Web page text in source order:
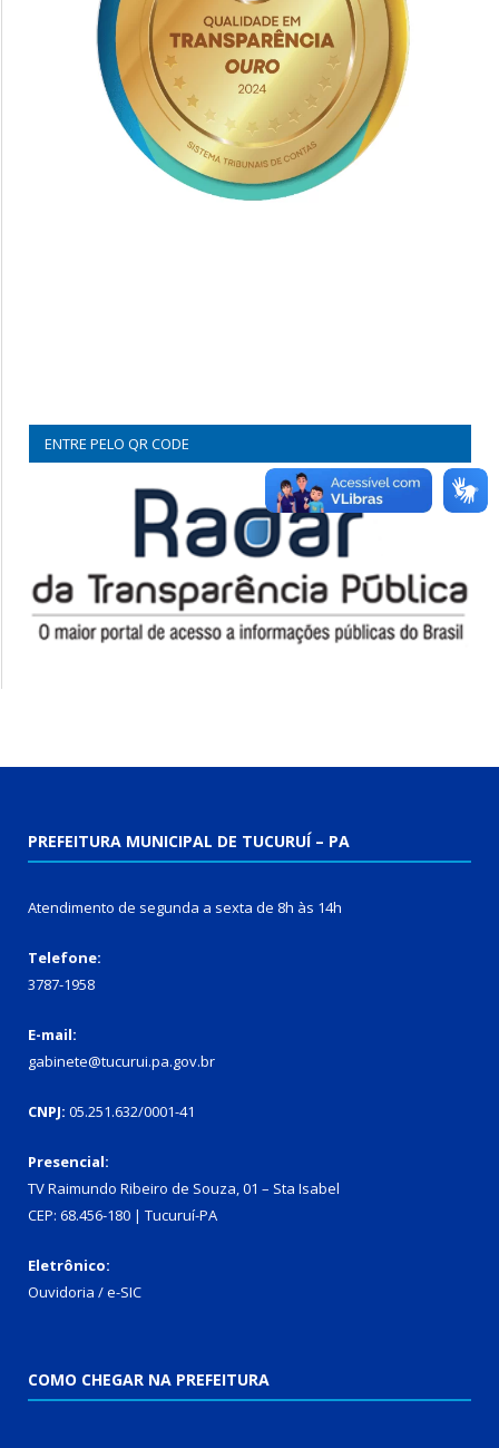
ENTRE PELO QR CODE
PREFEITURA MUNICIPAL DE TUCURUÍ – PA
Atendimento de segunda a sexta de 8h às 14h
Telefone:
3787-1958
E-mail:
gabinete@tucurui.pa.gov.br
CNPJ: 05.251.632/0001-41
Presencial:
TV Raimundo Ribeiro de Souza, 01 – Sta Isabel
CEP: 68.456-180 | Tucuruí-PA
Eletrônico:
Ouvidoria /e-SIC
COMO CHEGAR NA PREFEITURA